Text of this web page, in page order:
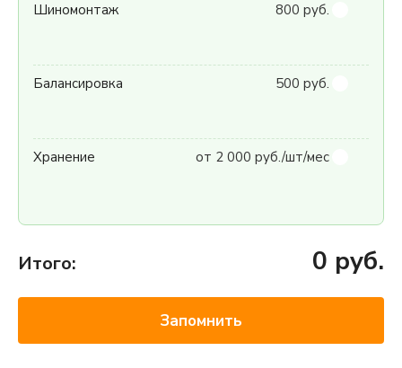
Шиномонтаж 800 руб.
Балансировка 500 руб.
Хранение от 2 000 руб./шт/мес
Итого: 0 руб.
Запомнить